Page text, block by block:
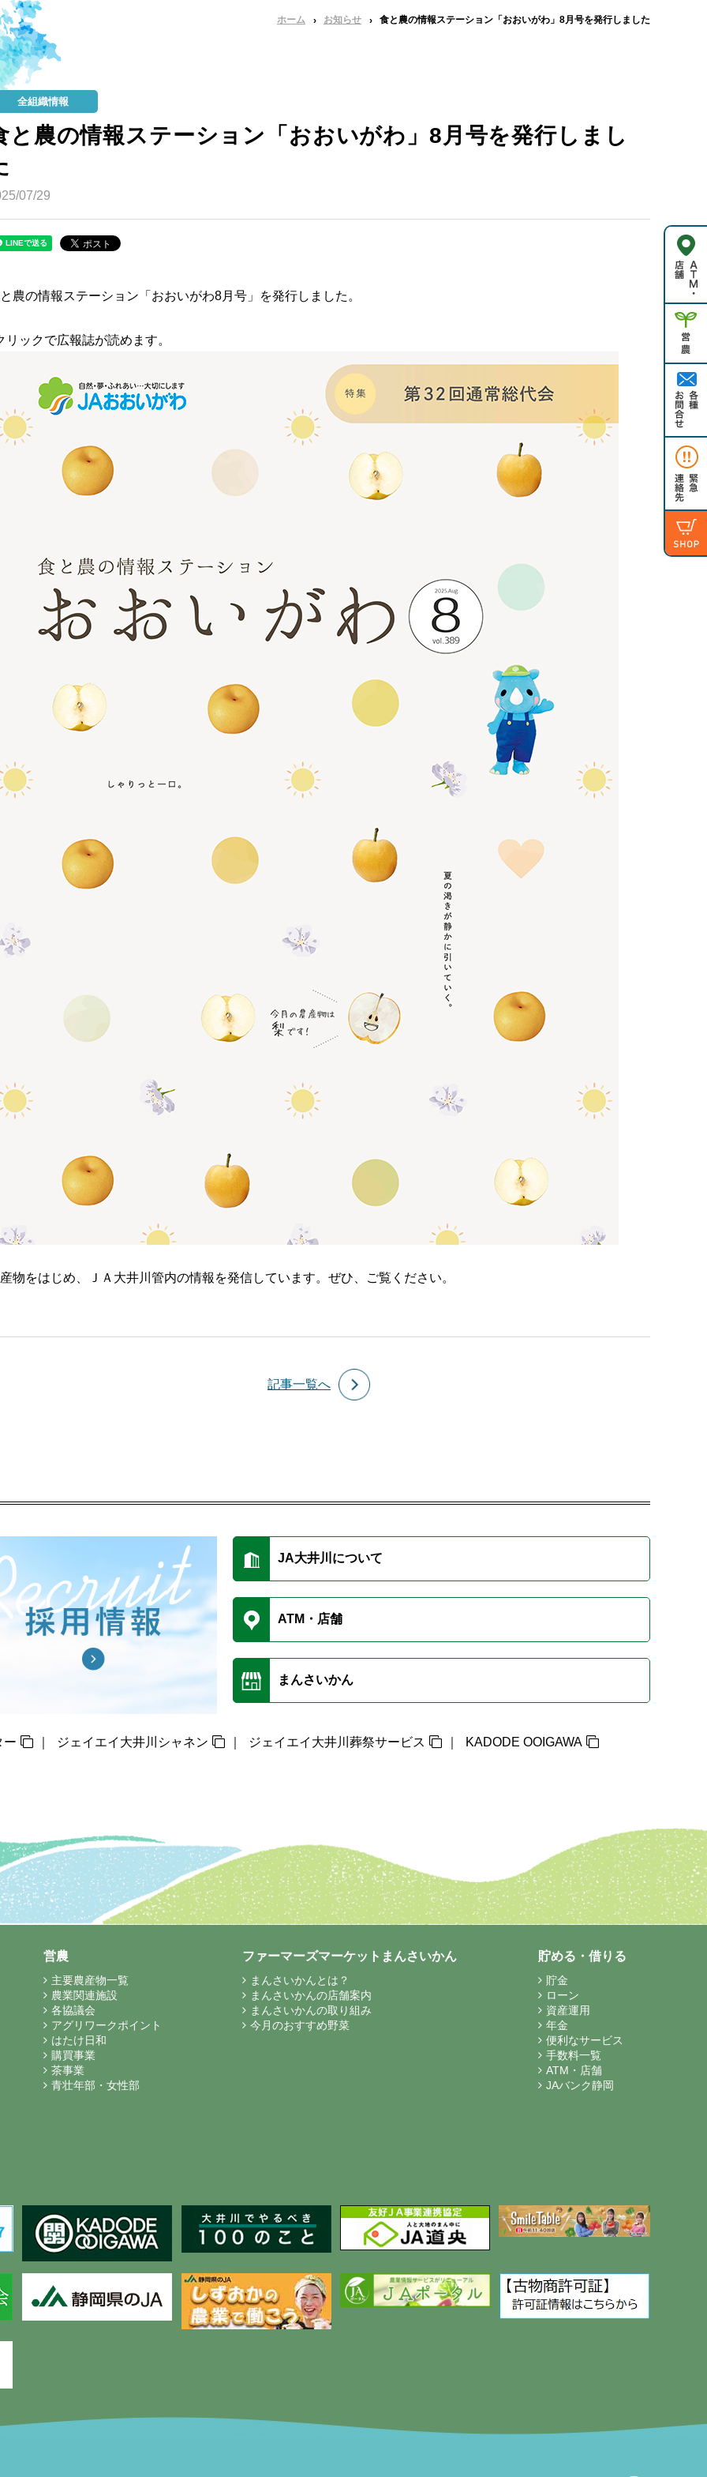
ホーム お知らせ 食と農の情報ステーション「おおいがわ」8月号を発行しました
全組織情報
と農の情報ステーション「おおいがわ」8月号を発行しまし
07/29
農の情報ステーション「おおいがわ8月号」を発行しました。
リックで広報誌が読めます。
物をはじめ、ＪＡ大井川管内の情報を発信しています。ぜひ、ご覧ください。
記事一覧へ
JA大井川について
ATM・店舗
まんさいかん
ー ジェイエイ大井川シャネン ジェイエイ大井川葬祭サービス KADODE OOIGAWA
営農
主要農産物一覧
農業関連施設
各協議会
アグリワークポイント
はたけ日和
購買事業
茶事業
青壮年部・女性部
ファーマーズマーケットまんさいかん
まんさいかんとは？
まんさいかんの店舗案内
まんさいかんの取り組み
今月のおすすめ野菜
貯める・借りる
貯金
ローン
資産運用
年金
便利なサービス
手数料一覧
ATM・店舗
JAバンク静岡